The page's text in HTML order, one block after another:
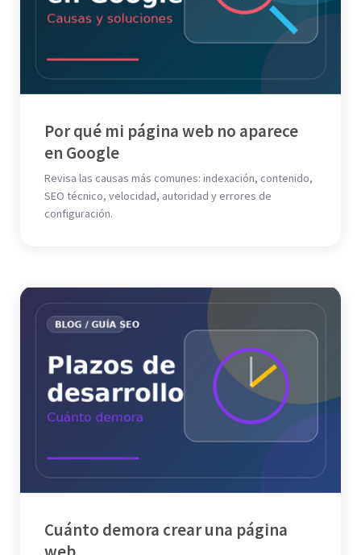
Por qué mi página web no aparece
en Google
Revisa las causas más comunes: indexación, contenido,
SEO técnico, velocidad, autoridad y errores de
configuración.
Cuánto demora crear una página